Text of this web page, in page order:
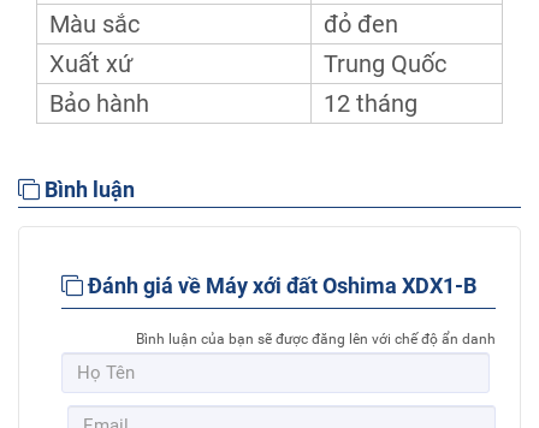
Màu sắc
đỏ đen
Xuất xứ
Trung Quốc
Bảo hành
12 tháng
Bình luận
Đánh giá về Máy xới đất Oshima XDX1-B
Bình luận của bạn sẽ được đăng lên với chế độ ẩn danh